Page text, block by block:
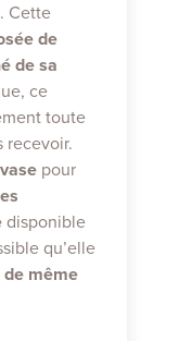
Cette
de
de sa
ce
toute
recevoir.
pour
disponible
qu’elle
même